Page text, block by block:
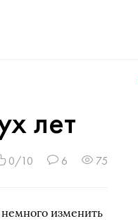
лет
0/10 6 75
изменить